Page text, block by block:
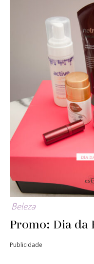
Beleza
Promo: Dia da
Publicidade